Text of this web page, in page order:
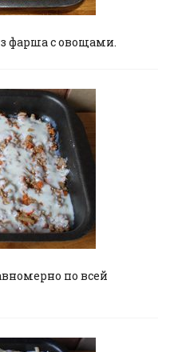
фарша с овощами.
по всей